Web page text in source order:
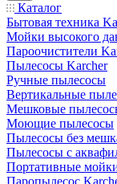
Каталог
Бытовая техника
Мойки высокого
Пароочистители
Пылесосы Karcher
Ручные пылесосы
Вертикальные
Мешковые
Моющие пылесосы
Пылесосы без
Пылесосы с
Портативные
Паропылесос